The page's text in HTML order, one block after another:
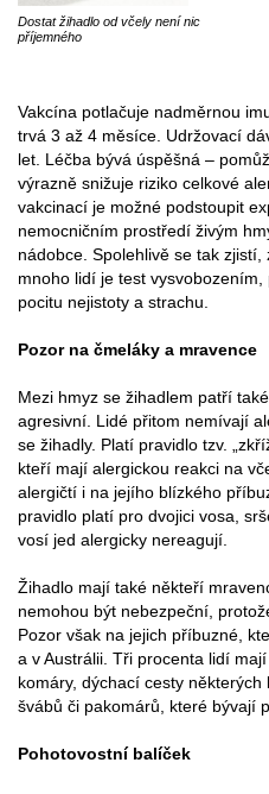
Dostat žihadlo od včely není nic
příjemného
Vakcína potlačuje nadměrnou
trvá 3 až 4 měsíce. Udržovací
let. Léčba bývá úspěšná –
výrazně snižuje riziko celkové
vakcinací je možné podstoupit
nemocničním prostředí živým
nádobce. Spolehlivě se tak
mnoho lidí je test
pocitu nejistoty a strachu.
Pozor na čmeláky a mravence
Mezi hmyz se žihadlem patří
agresivní. Lidé přitom nemívají
se žihadly. Platí pravidlo tzv.
kteří mají alergickou reakci na
alergičtí i na jejího blízkého
pravidlo platí pro dvojici vosa,
vosí jed alergicky nereagují.
Žihadlo mají také někteří
nemohou být nebezpeční,
Pozor však na jejich příbuzné,
a v Austrálii. Tři procenta lidí
komáry, dýchací cesty
švábů či pakomárů, které bývají
Pohotovostní balíček